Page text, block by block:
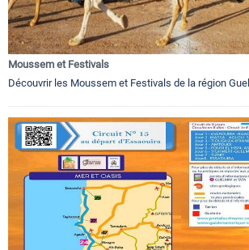
Moussem et Festivals
Découvrir les Moussem et Festivals de la région